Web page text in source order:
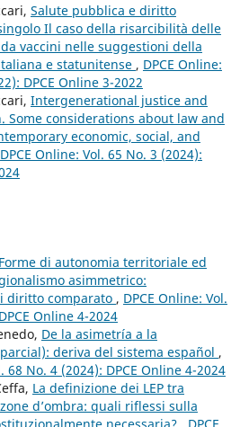
Salute pubblica e diritto
Il caso della risarcibilità delle
vaccini nelle suggestioni della
e statunitense , DPCE Online:
DPCE Online 3-2022
Intergenerational justice and
Some considerations about law and
economic, social, and
DPCE Online: Vol. 65 No. 3 (2024):
Forme di autonomia territoriale ed
asimmetrico:
diritto comparato , DPCE Online: Vol.
Online 4-2024
De la asimetría a la
deriva del sistema español ,
68 No. 4 (2024): DPCE Online 4-2024
La definizione dei LEP tra
d’ombra: quali riflessi sulla
necessaria?
DPCE